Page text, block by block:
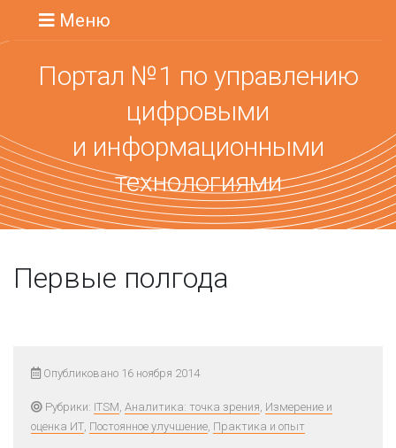
Меню
Портал №1 по управлению
цифровыми
и информационными
технологиями
Первые полгода
Опубликовано 16 ноября 2014
Рубрики: ITSM, Аналитика: точка зрения, Измерение и
оценка ИТ, Постоянное улучшение, Практика и опыт